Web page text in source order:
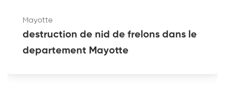
Mayotte
destruction de nid de frelons dans le
departement Mayotte